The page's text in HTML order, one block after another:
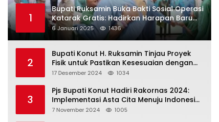
1
Bupati Ruksamin Buka Bakti Sosial Operasi
Katarak Gratis: Hadirkan Harapan Baru
bagi Masyarakat Konut
6 Januari 2025 1436
2
Bupati Konut H. Ruksamin Tinjau Proyek
Fisik untuk Pastikan Kesesuaian dengan
Perencanaan
17 Desember 2024 1034
3
Pjs Bupati Konut Hadiri Rakornas 2024:
Implementasi Asta Cita Menuju Indonesia
Emas
7 November 2024 1005